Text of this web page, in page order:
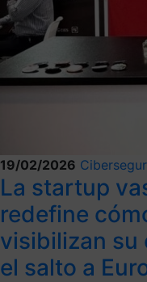
19/02/2026
La startup
redefine
visibilizan su
el salto a